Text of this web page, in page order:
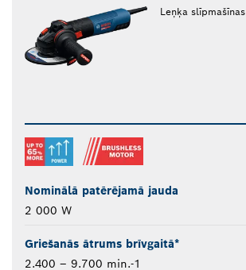
Leņķa slīpmašīnas
Nominālā patērējamā jauda
2 000 W
Griešanās ātrums brīvgaitā*
2.400 – 9.700 min.-1